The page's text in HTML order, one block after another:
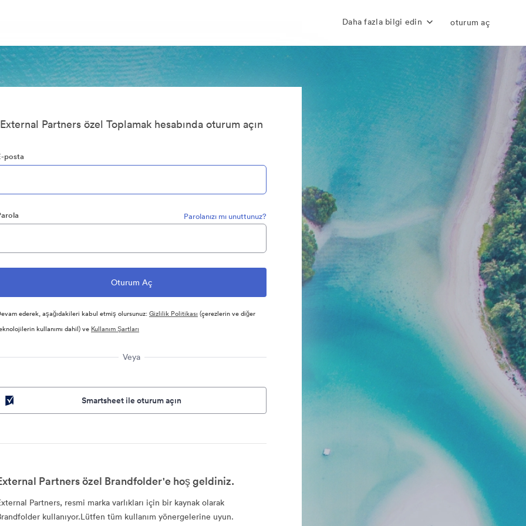
Daha fazla bilgi edin oturum aç
External Partners özel Toplamak hesabında oturum açın
posta
Parolanızı mı unuttunuz?
ederek, aşağıdakileri kabul etmiş olursunuz:Gizlilik Politikası (çerezlerin ve diğer
kullanımı dahil) ve Kullanım Şartları
Veya
Smartsheet ile oturum açın
Partners özel Brandfolder'e hoş geldiniz.
Partners, resmi marka varlıkları için bir kaynak olarak
kullanıyor.Lütfen tüm kullanım yönergelerine uyun.